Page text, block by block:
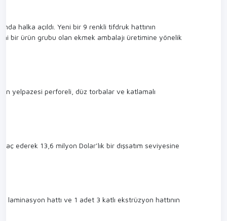
halka açıldı. Yeni bir 9 renkli tifdruk hattının
bir ürün grubu olan ekmek ambalajı üretimine yönelik
yelpazesi perforeli, düz torbalar ve katlamalı
ederek 13,6 milyon Dolar’lık bir dışsatım seviyesine
laminasyon hattı ve 1 adet 3 katlı ekstrüzyon hattının